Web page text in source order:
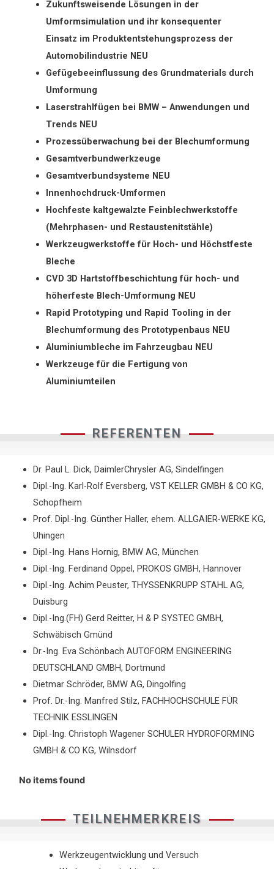
Zukunftsweisende Lösungen in der
Umformsimulation und ihr konsequenter
Einsatz im Produktentstehungsprozess der
Automobilindustrie NEU
Gefügebeeinflussung des Grundmaterials durch
Umformung
Laserstrahlfügen bei BMW – Anwendungen und
Trends NEU
Prozessüberwachung bei der Blechumformung
Gesamtverbundwerkzeuge
Gesamtverbundsysteme NEU
Innenhochdruck-Umformen
Hochfeste kaltgewalzte Feinblechwerkstoffe
(Mehrphasen- und Restaustenitstähle)
Werkzeugwerkstoffe für Hoch- und Höchstfeste
Bleche
CVD 3D Hartstoffbeschichtung für hoch- und
höherfeste Blech-Umformung NEU
Rapid Prototyping und Rapid Tooling in der
Blechumformung des Prototypenbaus NEU
Aluminiumbleche im Fahrzeugbau NEU
Werkzeuge für die Fertigung von
Aluminiumteilen
REFERENTEN
Dr. Paul L. Dick, DaimlerChrysler AG, Sindelfingen
Dipl.-Ing. Karl-Rolf Eversberg, VST KELLER GMBH & CO KG,
Schopfheim
Prof. Dipl.-Ing. Günther Haller, ehem. ALLGAIER-WERKE KG,
Uhingen
Dipl.-Ing. Hans Hornig, BMW AG, München
Dipl.-Ing. Ferdinand Oppel, PROKOS GMBH, Hannover
Dipl.-Ing. Achim Peuster, THYSSENKRUPP STAHL AG,
Duisburg
Dipl.-Ing.(FH) Gerd Reitter, H & P SYSTEC GMBH,
Schwäbisch Gmünd
Dr.-Ing. Eva Schönbach AUTOFORM ENGINEERING
DEUTSCHLAND GMBH, Dortmund
Dietmar Schröder, BMW AG, Dingolfing
Prof. Dr.-Ing. Manfred Stilz, FACHHOCHSCHULE FÜR
TECHNIK ESSLINGEN
Dipl.-Ing. Christoph Wagener SCHULER HYDROFORMING
GMBH & CO KG, Wilnsdorf
No items found
TEILNEHMERKREIS
Werkzeugentwicklung und Versuch